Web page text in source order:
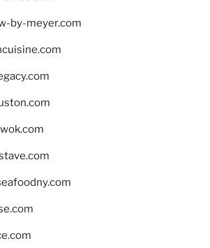
by-meyer.com